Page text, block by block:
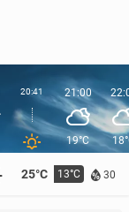
25°C 13°C 30
20:41 21:00
19°C